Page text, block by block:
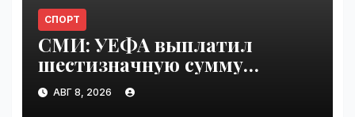
СПОРТ
СМИ: УЕФА выплатил
шестизначную сумму
любовнице Инфантино |
VseTime.ru
АВГ 8, 2026